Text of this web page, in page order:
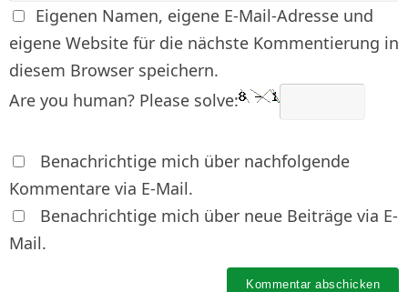
Eigenen Namen, eigene E-Mail-Adresse und
eigene Website für die nächste Kommentierung in
diesem Browser speichern.
Are you human? Please solve:
Benachrichtige mich über nachfolgende
Kommentare via E-Mail.
Benachrichtige mich über neue Beiträge via E-
Mail.